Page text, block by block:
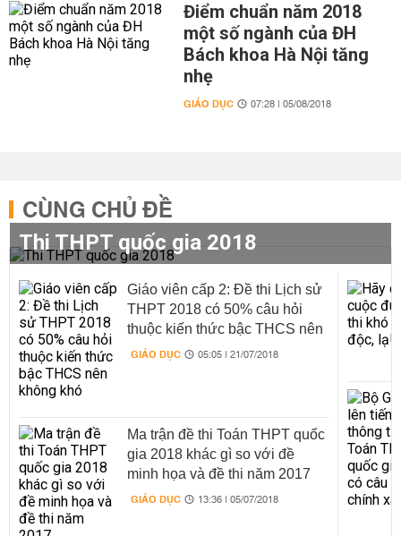
Điểm chuẩn năm 2018
một số ngành của ĐH
Bách khoa Hà Nội tăng
nhẹ
GIÁO DỤC 07:28 | 05/08/2018
CÙNG CHỦ ĐỀ
Thi THPT quốc gia 2018
Giáo viên cấp 2: Đề thi Lịch sử
THPT 2018 có 50% câu hỏi
thuộc kiến thức bậc THCS nên
không khó
GIÁO DỤC 05:05 | 21/07/2018
Ma trận đề thi Toán THPT quốc
gia 2018 khác gì so với đề
minh họa và đề thi năm 2017
GIÁO DỤC 13:36 | 05/07/2018